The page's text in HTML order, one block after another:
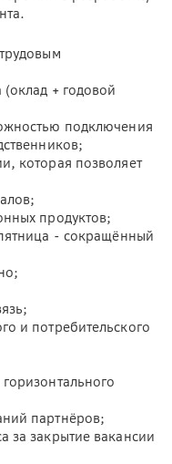
+ годовой
подключения
которая позволяет
продуктов;
- сокращённый
и потребительского
партнёров;
за закрытие вакансии